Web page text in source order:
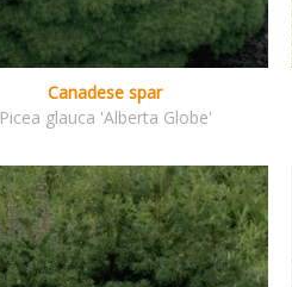
Canadese spar
Picea glauca 'Alberta Globe'